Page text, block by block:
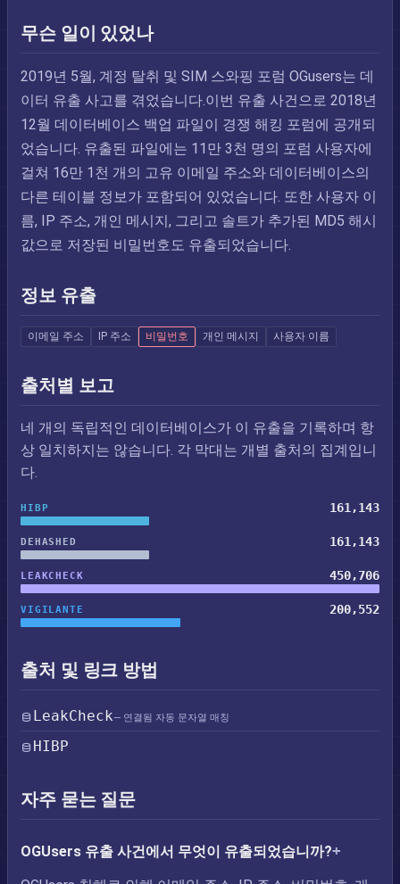
무슨 일이 있었나
2019년 5월, 계정 탈취 및 SIM 스와핑 포럼 OGusers는 데
이터 유출 사고를 겪었습니다.이번 유출 사건으로 2018년
12월 데이터베이스 백업 파일이 경쟁 해킹 포럼에 공개되
었습니다. 유출된 파일에는 11만 3천 명의 포럼 사용자에
걸쳐 16만 1천 개의 고유 이메일 주소와 데이터베이스의
다른 테이블 정보가 포함되어 있었습니다. 또한 사용자 이
름, IP 주소, 개인 메시지, 그리고 솔트가 추가된 MD5 해시
값으로 저장된 비밀번호도 유출되었습니다.
정보 유출
이메일 주소 IP 주소 비밀번호 개인 메시지 사용자 이름
출처별 보고
네 개의 독립적인 데이터베이스가 이 유출을 기록하며 항
상 일치하지는 않습니다. 각 막대는 개별 출처의 집계입니
다.
HIBP 161,143
DEHASHED 161,143
LEAKCHECK 450,706
VIGILANTE 200,552
출처 및 링크 방법
LeakCheck— 연결됨 자동 문자열 매칭
HIBP
자주 묻는 질문
OGUsers 유출 사건에서 무엇이 유출되었습니까?